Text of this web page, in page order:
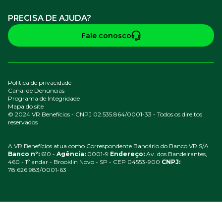
PRECISA DE AJUDA?
Fale conosco
© 2024 VR Benefícios - CNPJ 02.535.864/0001-33 - Todos os direitos
reservados
Política de privacidade
Canal de Denúncias
Programa de Integridade
Mapa do site
A VR Benefícios atua como Correspondente Bancário do Banco VR S/A
Banco nº: 610 - Agência: 0001-9 Endereço: Av. dos Bandeirantes,
460 - 1º andar - Brooklin Novo - SP - CEP 04553-900 CNPJ:
78.626.983/0001-63